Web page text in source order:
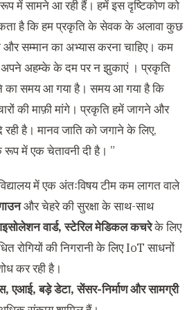
रूप में सामने आ रही हैं। हमें इस दृष्टिकोण को
है कि हम प्रकृति के सेवक के अलावा कुछ
और सम्मान का अभ्यास करना चाहिए। कम
अहम्के के दम पर न झुकाएं । प्रकृति
समय आ गया है। समय आ गया है कि
की माफ़ी मांगे। प्रकृति हमें जागने और
है। मानव जाति को जगाने के लिए,
में एक चेतावनी दी है। ”
में एक अंतःविषय टीम कम लागत वाले
और चेहरे की सुरक्षा के साथ-साथ
वार्ड, स्टेरिल मेडिकल कचरेके लिए
रोगियों की निगरानी के लिए IoT साधनों
कर रही है।
एआई, बड़े डेटा, सेंसर-निर्माण और सामग्री